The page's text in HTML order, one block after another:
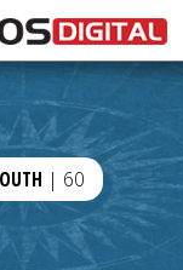
| 60